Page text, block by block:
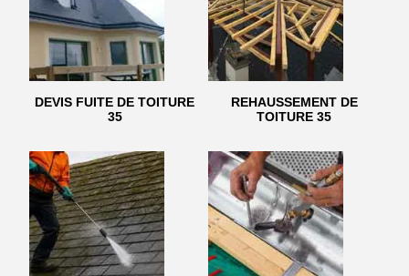
DEVIS FUITE DE TOITURE
35
REHAUSSEMENT DE
TOITURE 35